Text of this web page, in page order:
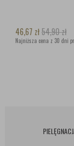
46,67 zł54,90zł
Najniższa cena z 30 dni